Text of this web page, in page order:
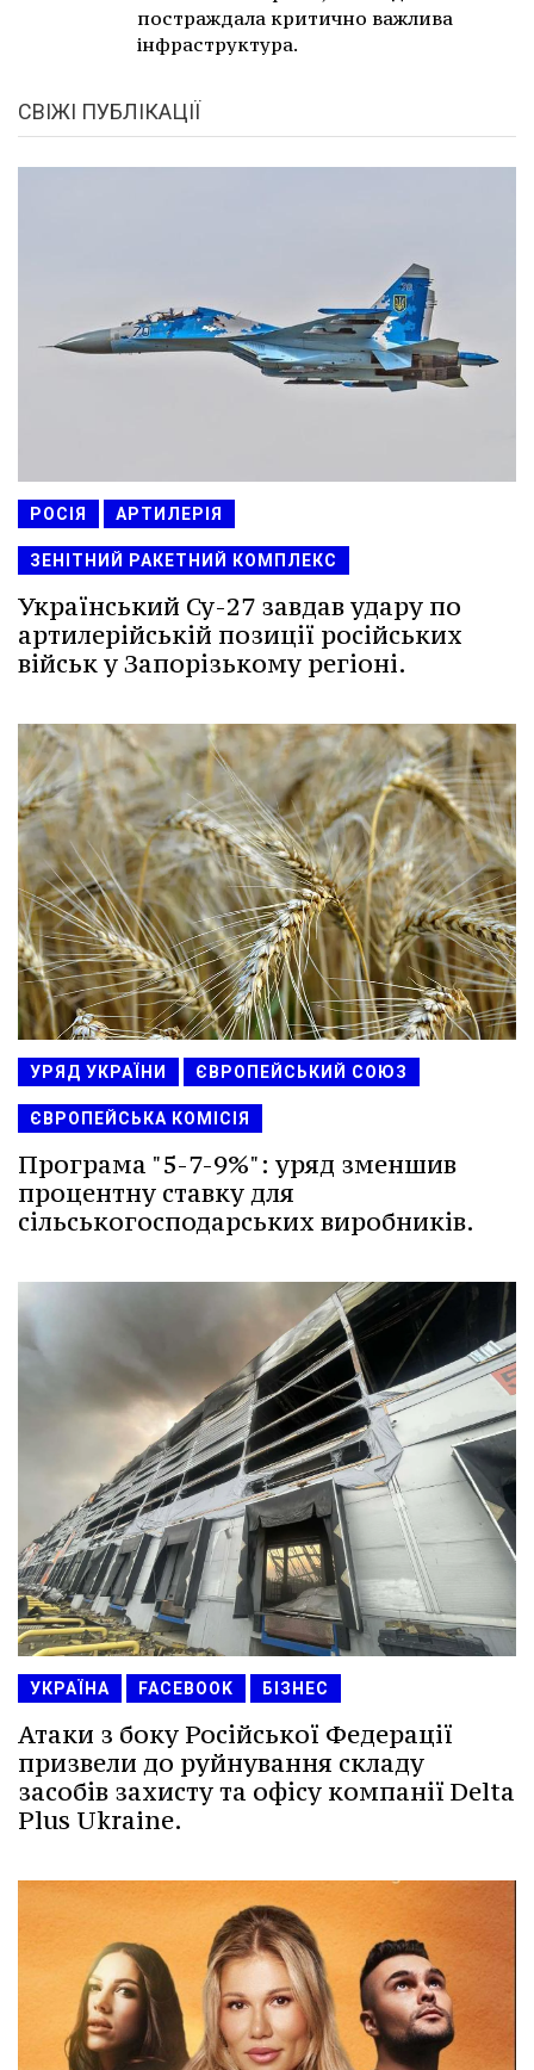
постраждала критично важлива
інфраструктура.
СВІЖІ ПУБЛІКАЦІЇ
РОСІЯ АРТИЛЕРІЯ
ЗЕНІТНИЙ РАКЕТНИЙ КОМПЛЕКС
Український Су-27 завдав удару по
артилерійській позиції російських
військ у Запорізькому регіоні.
УРЯД УКРАЇНИ ЄВРОПЕЙСЬКИЙ СОЮЗ
ЄВРОПЕЙСЬКА КОМІСІЯ
Програма "5-7-9%": уряд зменшив
процентну ставку для
сільськогосподарських виробників.
УКРАЇНА FACEBOOK БІЗНЕС
Атаки з боку Російської Федерації
призвели до руйнування складу
засобів захисту та офісу компанії Delta
Plus Ukraine.